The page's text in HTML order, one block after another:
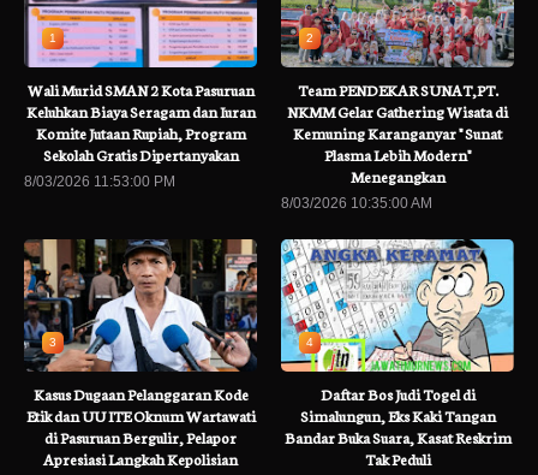
1
Wali Murid SMAN 2 Kota Pasuruan
Keluhkan Biaya Seragam dan Iuran
Komite Jutaan Rupiah, Program
Sekolah Gratis Dipertanyakan
8/03/2026 11:53:00 PM
2
Team PENDEKAR SUNAT,PT.
NKMM Gelar Gathering Wisata di
Kemuning Karanganyar " Sunat
Plasma Lebih Modern"
Menegangkan
8/03/2026 10:35:00 AM
3
Kasus Dugaan Pelanggaran Kode
Etik dan UU ITE Oknum Wartawati
di Pasuruan Bergulir, Pelapor
Apresiasi Langkah Kepolisian
4
Daftar Bos Judi Togel di
Simalungun, Eks Kaki Tangan
Bandar Buka Suara, Kasat Reskrim
Tak Peduli